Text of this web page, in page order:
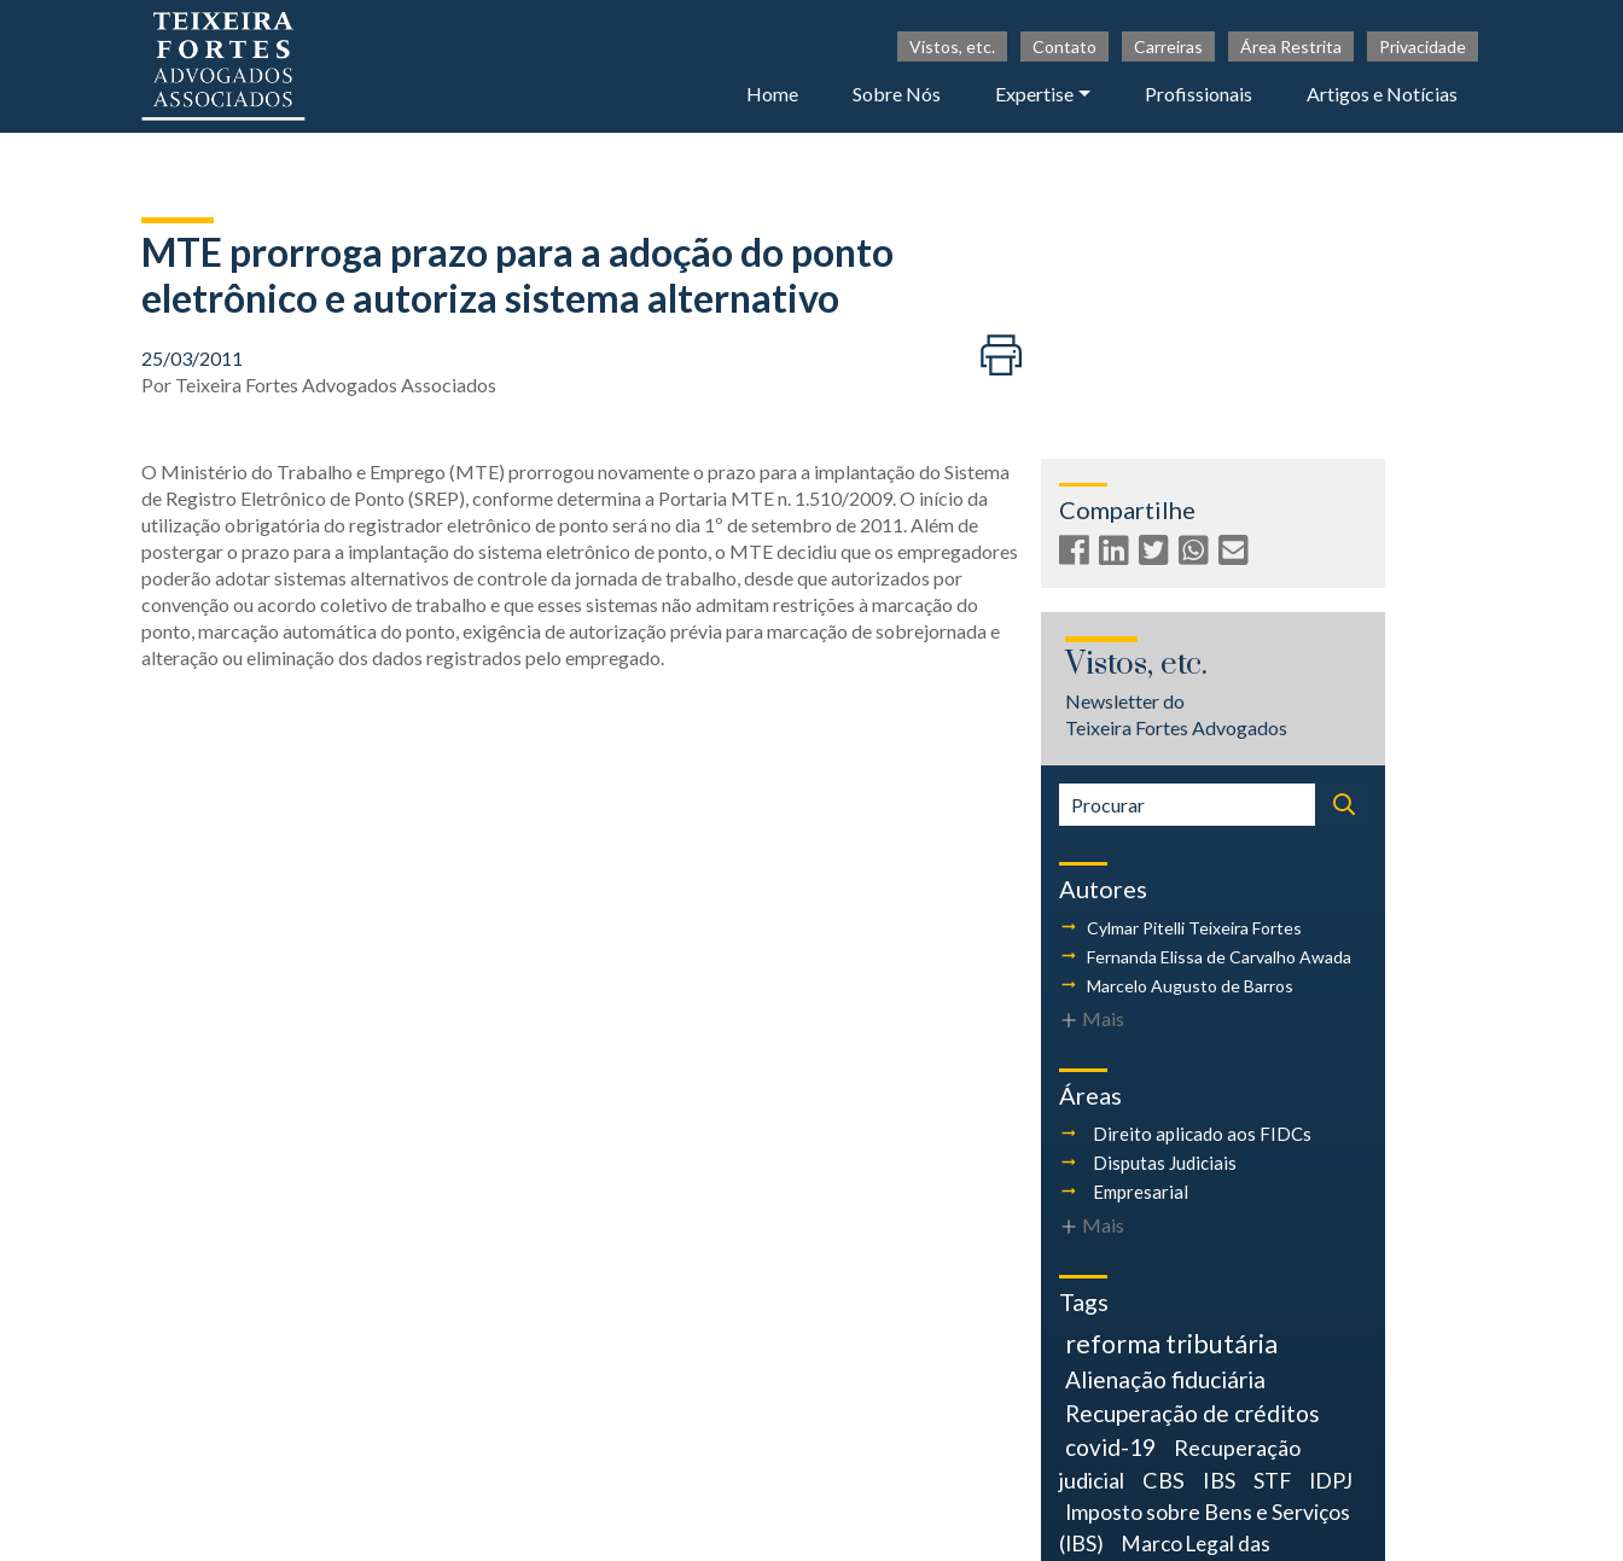
Vistos, etc. Contato Carreiras Área Restrita Privacidade
Home Sobre Nós Expertise Profissionais Artigos e Notícias
MTE prorroga prazo para a adoção do ponto
eletrônico e autoriza sistema alternativo
25/03/2011
Por Teixeira Fortes Advogados Associados
O Ministério do Trabalho e Emprego (MTE) prorrogou novamente o prazo para a implantação do Sistema
de Registro Eletrônico de Ponto (SREP), conforme determina a Portaria MTE n. 1.510/2009. O início da
utilização obrigatória do registrador eletrônico de ponto será no dia 1º de setembro de 2011. Além de
postergar o prazo para a implantação do sistema eletrônico de ponto, o MTE decidiu que os empregadores
poderão adotar sistemas alternativos de controle da jornada de trabalho, desde que autorizados por
convenção ou acordo coletivo de trabalho e que esses sistemas não admitam restrições à marcação do
ponto, marcação automática do ponto, exigência de autorização prévia para marcação de sobrejornada e
alteração ou eliminação dos dados registrados pelo empregado.
Compartilhe
Vistos, etc.
Newsletter do
Teixeira Fortes Advogados
Autores
Cylmar Pitelli Teixeira Fortes
Fernanda Elissa de Carvalho Awada
Marcelo Augusto de Barros
Mais
Áreas
Direito aplicado aos FIDCs
Disputas Judiciais
Empresarial
Mais
Tags
reforma tributária
Alienação fiduciária
Recuperação de créditos
covid-19
Recuperação
judicial
CBS IBS STF
IDPJ
Imposto sobre Bens e Serviços
(IBS)
Marco Legal das